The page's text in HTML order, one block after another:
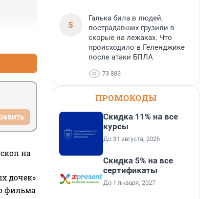
на
дочек»
фильма
5
Галька била в людей,
пострадавших грузили в
скорые на лежаках. Что
происходило в Геленджике
после атаки БПЛА
73 883
ПРОМОКОДЫ
Скидка 11% на все
курсы
До 31 августа, 2026
Скидка 5% на все
сертификаты
До 1 января, 2027